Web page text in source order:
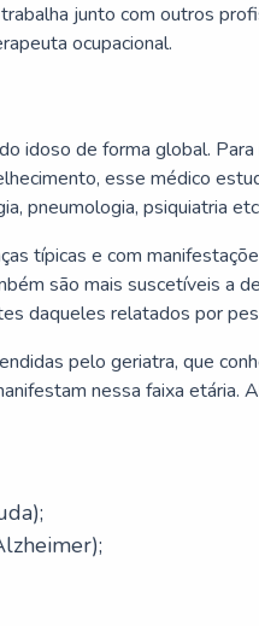
junto com outros
ocupacional.
idoso de forma global.
esse médico
pneumologia, psiquiatria
típicas e com
são mais suscetíveis a
daqueles relatados por
pelo geriatra, que
nessa faixa etária.